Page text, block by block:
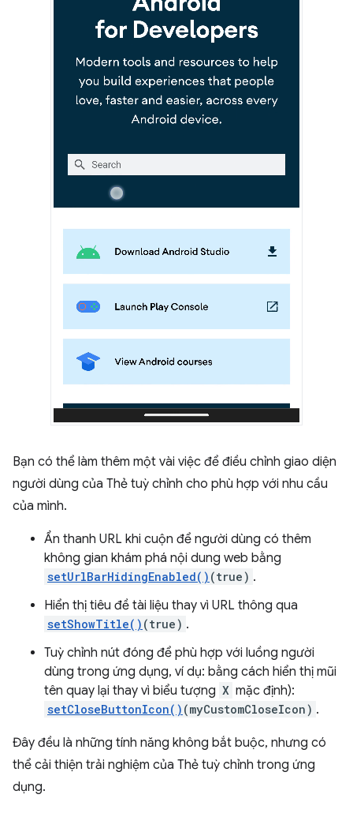
Bạn có thể làm thêm một vài việc để điều chỉnh giao diện
người dùng của Thẻ tuỳ chỉnh cho phù hợp với nhu cầu
của mình.
Ẩn thanh URL khi cuộn để người dùng có thêm
không gian khám phá nội dung web bằng
setUrlBarHidingEnabled() (true) .
Hiển thị tiêu đề tài liệu thay vì URL thông qua
setShowTitle() (true) .
Tuỳ chỉnh nút đóng để phù hợp với luồng người
dùng trong ứng dụng, ví dụ: bằng cách hiển thị mũi
tên quay lại thay vì biểu tượng X mặc định):
setCloseButtonIcon() (myCustomCloseIcon) .
Đây đều là những tính năng không bắt buộc, nhưng có
thể cải thiện trải nghiệm của Thẻ tuỳ chỉnh trong ứng
dụng.